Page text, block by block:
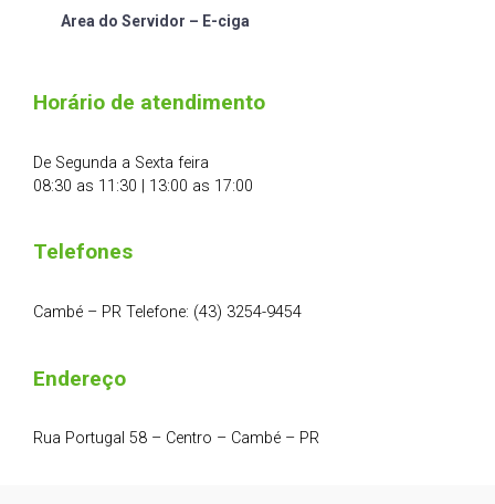
Area do Servidor – E-ciga
Horário de atendimento
De Segunda a Sexta feira
08:30 as 11:30 | 13:00 as 17:00
Telefones
Cambé – PR Telefone: (43) 3254-9454
Endereço
Rua Portugal 58 – Centro – Cambé – PR